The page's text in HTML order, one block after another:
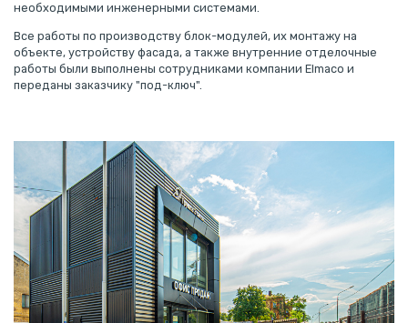
необходимыми инженерными системами.
Все работы по производству блок-модулей, их монтажу на
объекте, устройству фасада, а также внутренние отделочные
работы были выполнены сотрудниками компании Elmaco и
переданы заказчику "под-ключ".